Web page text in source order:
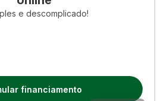
e descomplicado!
financiamento